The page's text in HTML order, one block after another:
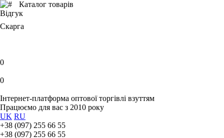
Каталог товарів
Відгук
Скарга
0
0
Інтернет-платформа оптової торгівлі взуттям
Працюємо для вас з 2010 року
UK RU
+38 (097) 255 66 55
+38 (097) 255 66 55